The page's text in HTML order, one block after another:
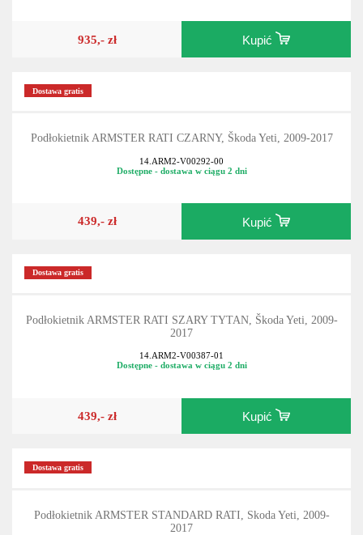
935,- zł Kupić
Dostawa gratis
Podłokietnik ARMSTER RATI CZARNY, Škoda Yeti, 2009-2017
14.ARM2-V00292-00
Dostępne - dostawa w ciągu 2 dni
439,- zł Kupić
Dostawa gratis
Podłokietnik ARMSTER RATI SZARY TYTAN, Škoda Yeti, 2009-
2017
14.ARM2-V00387-01
Dostępne - dostawa w ciągu 2 dni
439,- zł Kupić
Dostawa gratis
Podłokietnik ARMSTER STANDARD RATI, Skoda Yeti, 2009-
2017